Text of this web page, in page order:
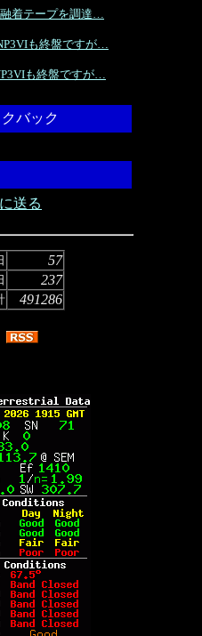
着テープを調達…
も終盤ですが…
も終盤ですが…
バック
送る
57
237
491286